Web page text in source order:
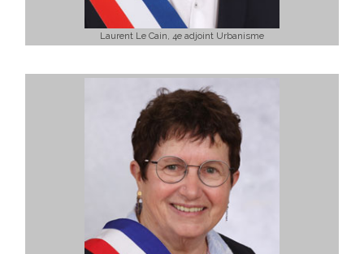
Laurent Le Cain, 4e adjoint Urbanisme